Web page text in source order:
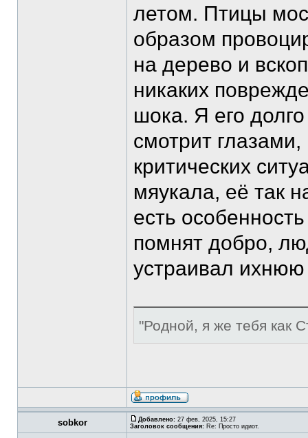
летом. Птицы
образом
на дерево и
никаких
шока. Я его
смотрит
критических
мяукала, её так
есть
помнят добро,
устраивал
"Родной, я же тебя как
sobkor Добавлено: 27 фев, 2025, 15:27
Заголовок сообщения: Re: Просто идиот.